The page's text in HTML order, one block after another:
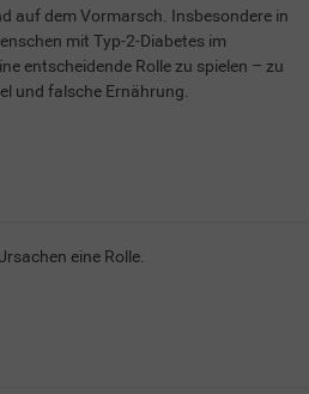
auf dem Vormarsch. Insbesondere in
mit Typ-2-Diabetes im
entscheidende Rolle zu spielen – zu
und falsche Ernährung.
eine Rolle.